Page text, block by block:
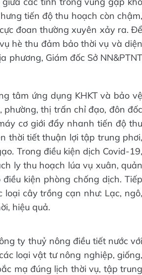
tiến độ thu hoạch còn chậm,
đoan thường xuyên xảy ra. Để
hè thu đảm bảo thời vụ và diện
phương, Giám đốc Sở NN&PTNT
tâm ứng dụng KHKT và bảo vệ
thị trấn chỉ đạo, đôn đốc
cơ giới đẩy nhanh tiến độ thu
thời tiết thuận lợi tập trung phơi,
Trong điều kiện dịch Covid-19,
ly thu hoạch lúa vụ xuân, quản
kiện phòng chống dịch. Tiếp
cây trồng cạn như: Lạc, ngô,
hiệu quả.
ty thuỷ nông điều tiết nước với
loại vật tư nông nghiệp, giống,
mạ đúng lịch thời vụ, tập trung